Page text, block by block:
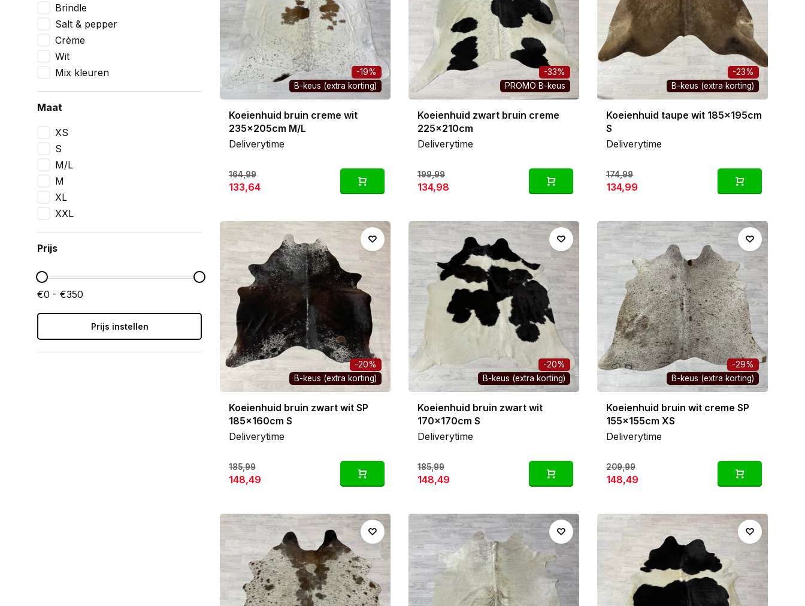
Brindle
Salt & pepper
Crème
Wit
Mix kleuren
Maat
XS
S
M/L
M
XL
XXL
Prijs
€0 - €350
Prijs instellen
verliefd op werd. Van klassiek zwart-wit tot heerlijk warme bruintinten en rijk getekende tricolor-huiden: hier vind je de
breedste en mooiste collectie van Europa.
-19%
B-keus (extra korting)
Koeienhuid bruin creme wit
235x205cm M/L
Deliverytime
164,99
133,64
-33%
PROMO B-keus
Koeienhuid zwart bruin creme
225x210cm
Deliverytime
199,99
134,98
-23%
B-keus (extra korting)
Koeienhuid taupe wit 185x195cm
S
Deliverytime
174,99
134,99
-20%
B-keus (extra korting)
Koeienhuid bruin zwart wit SP
185x160cm S
Deliverytime
185,99
148,49
-20%
B-keus (extra korting)
Koeienhuid bruin zwart wit
170x170cm S
Deliverytime
185,99
148,49
-29%
B-keus (extra korting)
Koeienhuid bruin wit creme SP
155x155cm XS
Deliverytime
209,99
148,49